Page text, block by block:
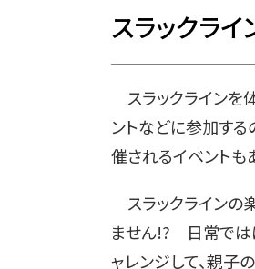
スラックライ
スラックラインを
ントなどに参加する
催されるイベントも
スラックラインの
ません!? 日常では
ャレンジして、親子